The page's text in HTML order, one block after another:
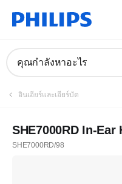
คุณกำลังหาอะไร
อินเอียร์และเอียร์บัด
SHE7000RD In-Ear
SHE7000RD/98